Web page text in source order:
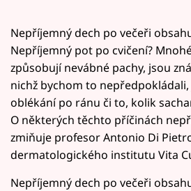
Nepříjemný dech po večeři
Nepříjemný pot po cvičení?
způsobují nevábné pachy, jsou
nichž bychom to
oblékání po ránu či to, kolik
O některých těchto příčinách
zmiňuje profesor Antonio Di
dermatologického institutu Vita
Nepříjemný dech po večeři